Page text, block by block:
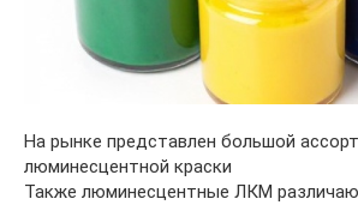
На рынке представлен большой
люминесцентной краски
Также люминесцентные ЛКМ